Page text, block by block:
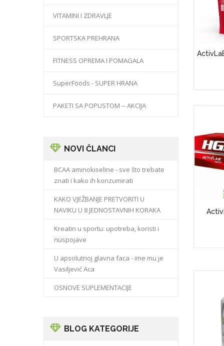
VITAMINI I ZDRAVLJE
SPORTSKA PREHRANA
FITNESS OPREMA I POMAGALA
SuperFoods - SUPER HRANA
PAKETI SA POPUSTOM -- AKCIJA
NOVI ČLANCI
BCAA aminokiseline - sve što trebate
znati i kako ih konzumirati
KAKO VJEŽBANJE PRETVORITI U
NAVIKU U 8 JEDNOSTAVNIH KORAKA
Kreatin u sportu: upotreba, koristi i
nuspojave
U apsolutnoj glavna faca - ime mu je
Vasiljević Aca
OSNOVE SUPLEMENTACIJE
BLOG KATEGORIJE